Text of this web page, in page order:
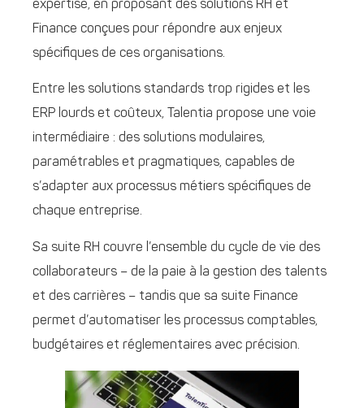
expertise, en proposant des solutions RH et
Finance conçues pour répondre aux enjeux
spécifiques de ces organisations.
Entre les solutions standards trop rigides et les
ERP lourds et coûteux, Talentia propose une voie
intermédiaire : des solutions modulaires,
paramétrables et pragmatiques, capables de
s’adapter aux processus métiers spécifiques de
chaque entreprise.
Sa suite RH couvre l’ensemble du cycle de vie des
collaborateurs – de la paie à la gestion des talents
et des carrières – tandis que sa suite Finance
permet d’automatiser les processus comptables,
budgétaires et réglementaires avec précision.